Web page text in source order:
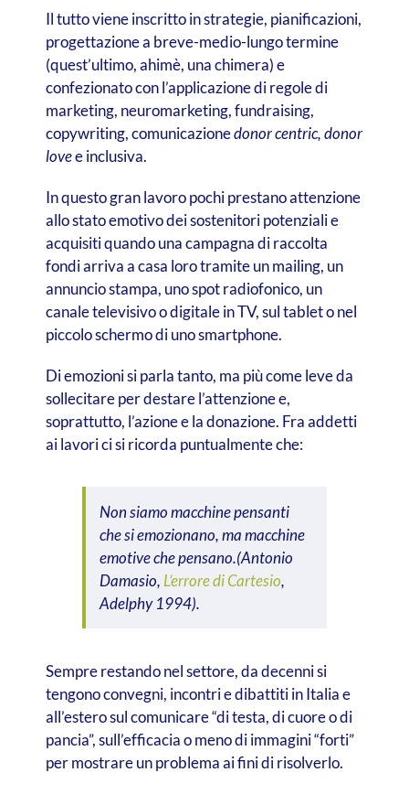
Il tutto viene inscritto in strategie, pianificazioni,
progettazione a breve-medio-lungo termine
(quest’ultimo, ahimè, una chimera) e
confezionato con l’applicazione di regole di
marketing, neuromarketing, fundraising,
copywriting, comunicazionedonor centric, donor
lovee inclusiva.
In questo gran lavoro pochi prestano attenzione
allo stato emotivo dei sostenitori potenziali e
acquisiti quando una campagna di raccolta
fondi arriva a casa loro tramite un mailing, un
annuncio stampa, uno spot radiofonico, un
canale televisivo o digitale in TV, sul tablet o nel
piccolo schermo di uno smartphone.
Di emozioni si parla tanto, ma più come leve da
sollecitare per destare l’attenzione e,
soprattutto, l’azione e la donazione. Fra addetti
ai lavori ci si ricorda puntualmente che:
Non siamo macchine pensanti
che si emozionano, ma macchine
emotive che pensano.(Antonio
Damasio, L’errore di Cartesio,
Adelphy 1994).
Sempre restando nel settore, da decenni si
tengono convegni, incontri e dibattiti in Italia e
all’estero sul comunicare “di testa, di cuore o di
pancia”, sull’efficacia o meno di immagini “forti”
per mostrare un problema ai fini di risolverlo.